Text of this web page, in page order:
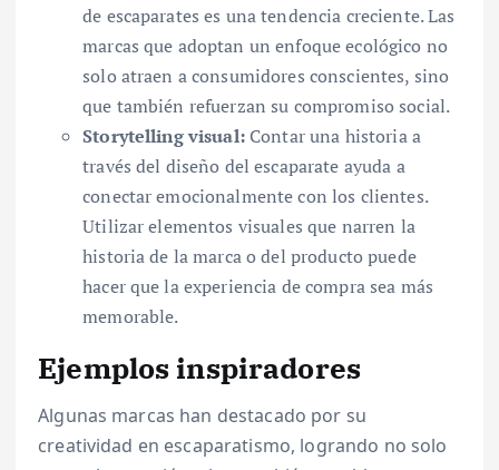
de escaparates es una tendencia creciente. Las
marcas que adoptan un enfoque ecológico no
solo atraen a consumidores conscientes, sino
que también refuerzan su compromiso social.
Storytelling visual:Contar una historia a
través del diseño del escaparate ayuda a
conectar emocionalmente con los clientes.
Utilizar elementos visuales que narren la
historia de la marca o del producto puede
hacer que la experiencia de compra sea más
memorable.
Ejemplos inspiradores
Algunas marcas han destacado por su
creatividad en escaparatismo, logrando no solo